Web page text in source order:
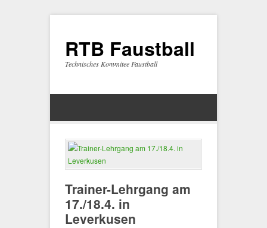
RTB Faustball
Technisches Kommitee Faustball
Trainer-Lehrgang am
17./18.4. in
Leverkusen